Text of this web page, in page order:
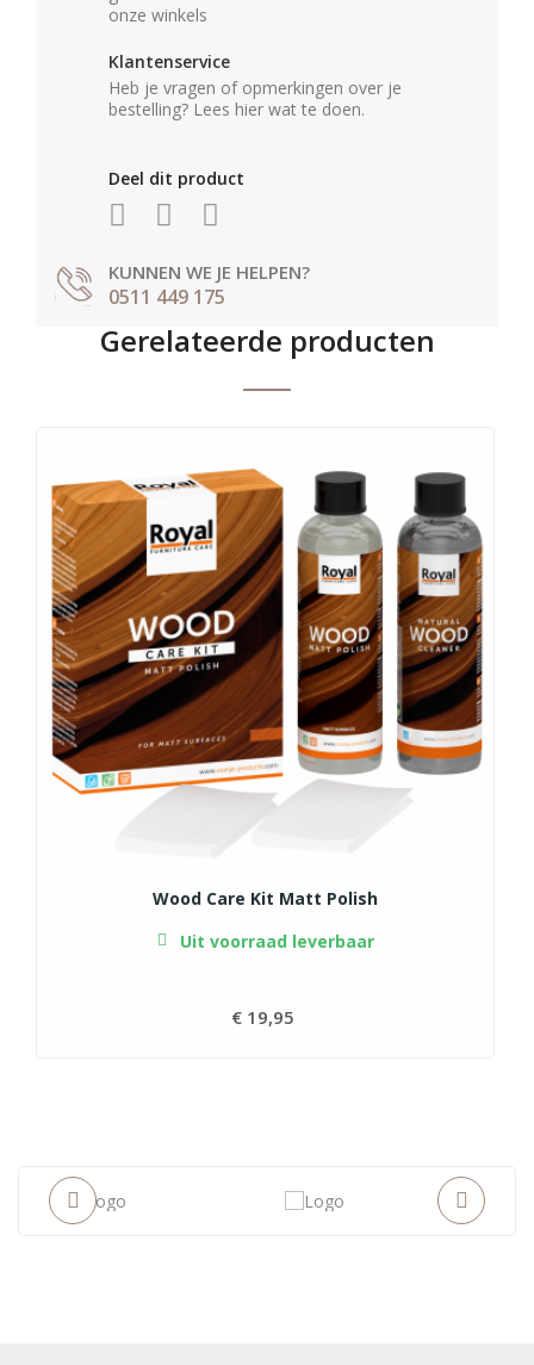
onze winkels
Klantenservice
Heb je vragen of opmerkingen over je
bestelling? Lees hier wat te doen.
Deel dit product
KUNNEN WE JE HELPEN?
0511 449 175
Gerelateerde producten
Wood Care Kit Matt Polish
Uit voorraad leverbaar
€ 19,95